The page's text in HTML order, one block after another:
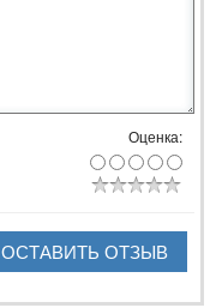
Оценка:
ОСТАВИТЬ ОТЗЫВ